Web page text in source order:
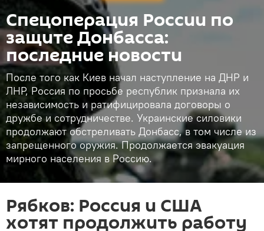
Спецоперация России по
защите Донбасса:
последние новости
После того как Киев начал наступление на ДНР и
ЛНР, Россия по просьбе республик признала их
независимость и ратифицировала договоры о
дружбе и сотрудничестве. Украинские силовики
продолжают обстреливать Донбасс, в том числе из
запрещенного оружия. Продолжается эвакуация
мирного населения в Россию.
Рябков: Россия и США
хотят продолжить работу